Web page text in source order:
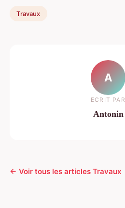
Travaux
A
ECRIT PAR
Antonin
← Voir tous les articles Travaux